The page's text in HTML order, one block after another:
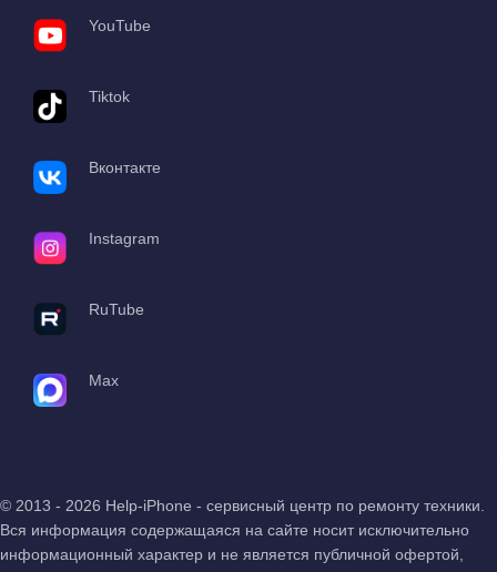
YouTube
Tiktok
Вконтакте
Instagram
RuTube
Max
© 2013 - 2026 Help-iPhone - сервисный центр по ремонту техники.
Вся информация содержащаяся на сайте носит исключительно
информационный характер и не является публичной офертой,